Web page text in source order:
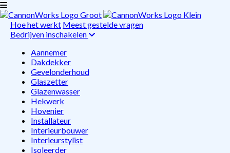
Hoe het werkt Meest gestelde vragen
Bedrijven inschakelen
Aannemer
Dakdekker
Gevelonderhoud
Glaszetter
Glazenwasser
Hekwerk
Hovenier
Installateur
Interieurbouwer
Interieurstylist
Isoleerder